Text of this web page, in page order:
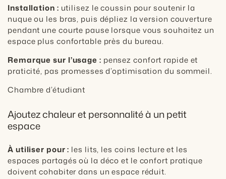
Installation : utilisez le coussin pour soutenir la
nuque ou les bras, puis dépliez la version couverture
pendant une courte pause lorsque vous souhaitez un
espace plus confortable près du bureau.
Remarque sur l’usage : pensez confort rapide et
praticité, pas promesses d’optimisation du sommeil.
Chambre d’étudiant
Ajoutez chaleur et personnalité à un petit
espace
À utiliser pour : les lits, les coins lecture et les
espaces partagés où la déco et le confort pratique
doivent cohabiter dans un espace réduit.